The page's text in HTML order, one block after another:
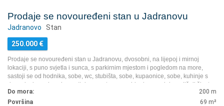
Prodaje se novouređeni stan u Jadranovu
Jadranovo Stan
250.000 €
Prodaje se novouređeni stan u Jadranovu, dvosobni, na lijepoj i mirnoj
lokaciji, s puno svjetla i sunca, s parkirnim mjestom i pogledom na more,
sastoji se od hodnika, sobe, wc, stubišta, sobe, kupaonice, sobe, kuhinje s
dnevnim boravkom i nenatkrivenom terasom, idealno za cjelogodišnji život
na moru li za iznajmljivanje radi ostvarivanja dodatnog prihoda.
Do mora:
200 m
Površina
69 m²